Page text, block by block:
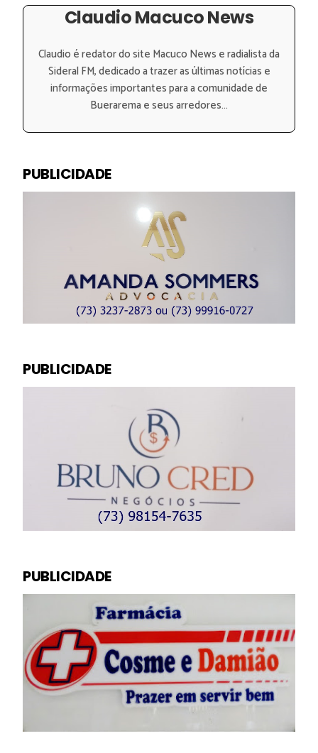
Claudio Macuco News
Claudio é redator do site Macuco News e radialista da
Sideral FM, dedicado a trazer as últimas notícias e
informações importantes para a comunidade de
Buerarema e seus arredores...
PUBLICIDADE
PUBLICIDADE
PUBLICIDADE